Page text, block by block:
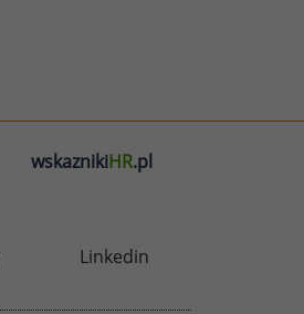
wskaznikiHR.pl
Linkedin